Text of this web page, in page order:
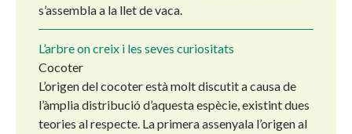
s’assembla a la llet de vaca.
L’arbre on creix i les seves curiositats
Cocoter
L’origen del cocoter està molt discutit a causa de
l’àmplia distribució d’aquesta espècie, existint dues
teories al respecte. La primera assenyala l’origen al